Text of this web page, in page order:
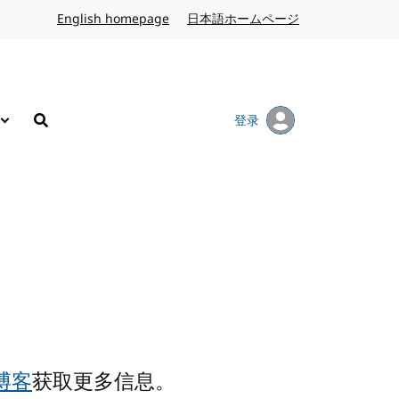
English homepage 英文日本語ホームページ
搜索
登录
客获取更多信息。